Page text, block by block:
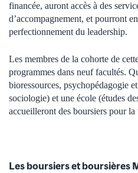
financée, auront accès à des
d’accompagnement, et pourront
perfectionnement du leadership.
Les membres de la cohorte de
programmes dans neuf facultés.
bioressources, psychopédagogie
sociologie) et une école (études
accueilleront des boursiers pour
Les boursiers et boursières